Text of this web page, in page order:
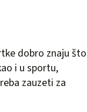
dobro znaju što
i u sportu,
zauzeti za